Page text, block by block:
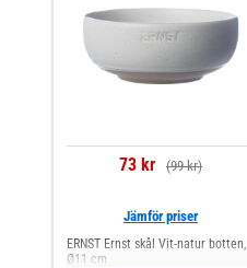
73 kr (99 kr)
Jämför priser
ERNST Ernst skål Vit-natur botten,
Ø11 cm